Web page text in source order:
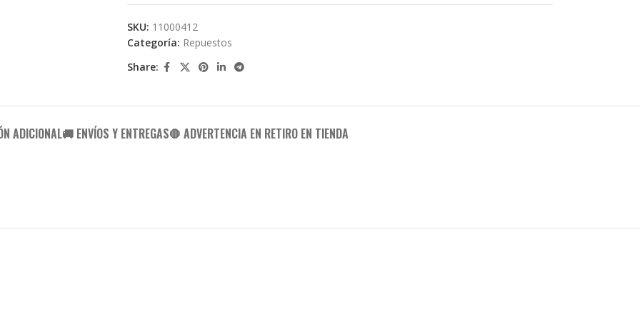
SKU: 11000412
Categoría: Repuestos
Share:
ADICIONAL🚚 ENVÍOS Y ENTREGAS🛑 ADVERTENCIA EN RETIRO EN TIENDA